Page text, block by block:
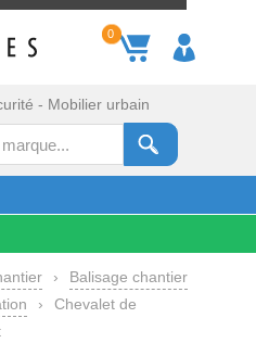
0
- Mobilier urbain
›
Balisage chantier
›
Chevalet de